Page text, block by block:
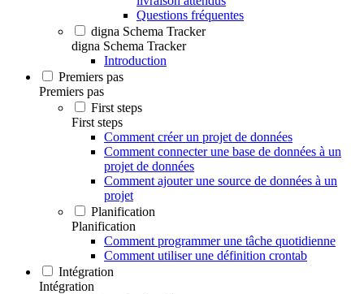
Questions fréquentes
digna Schema Tracker
digna Schema Tracker
Introduction
Premiers pas
Premiers pas
First steps
First steps
Comment créer un projet de données
Comment connecter une base de données à un
projet de données
Comment ajouter une source de données à un
projet
Planification
Planification
Comment programmer une tâche quotidienne
Comment utiliser une définition crontab
Intégration
Intégration